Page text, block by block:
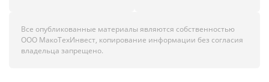
Все опубликованные материалы являются собственностью
ООО МакоТехИнвест, копирование информации без согласия
владельца запрещено.